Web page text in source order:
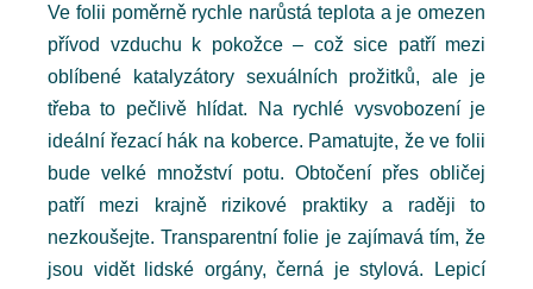
Ve folii poměrně rychle narůstá teplota a je omezen
přívod vzduchu k pokožce – což sice patří mezi
oblíbené katalyzátory sexuálních prožitků, ale je
třeba to pečlivě hlídat. Na rychlé vysvobození je
ideální řezací hák na koberce. Pamatujte, že ve folii
bude velké množství potu. Obtočení přes obličej
patří mezi krajně rizikové praktiky a raději to
nezkoušejte. Transparentní folie je zajímavá tím, že
jsou vidět lidské orgány, černá je stylová. Lepicí